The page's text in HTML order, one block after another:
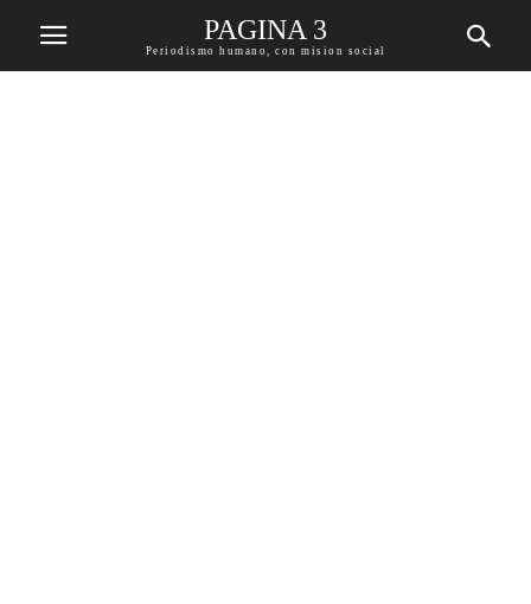
PAGINA 3
Periodismo humano, con mision social